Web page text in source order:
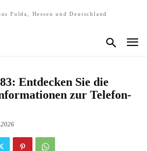
Fulda, Hessen und Deutschland
Entdecken Sie die
zur Telefon-